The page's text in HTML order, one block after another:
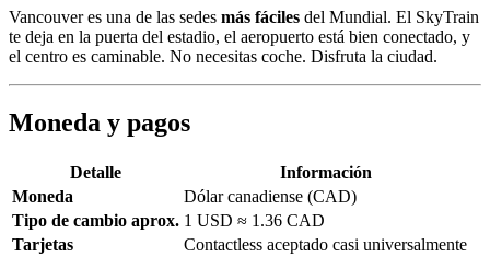
Vancouver es una de las sedes más fáciles del Mundial. El SkyTrain
te deja en la puerta del estadio, el aeropuerto está bien conectado, y
el centro es caminable. No necesitas coche. Disfruta la ciudad.
Moneda y pagos
Detalle
Información
Moneda
Dólar canadiense (CAD)
Tipo de cambio aprox. 1 USD ≈ 1.36 CAD
Tarjetas
Contactless aceptado casi universalmente